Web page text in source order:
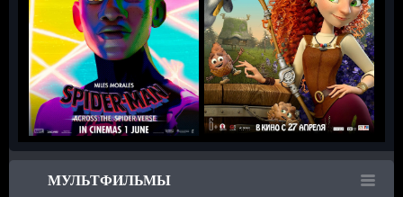
МУЛЬТФИЛЬМЫ